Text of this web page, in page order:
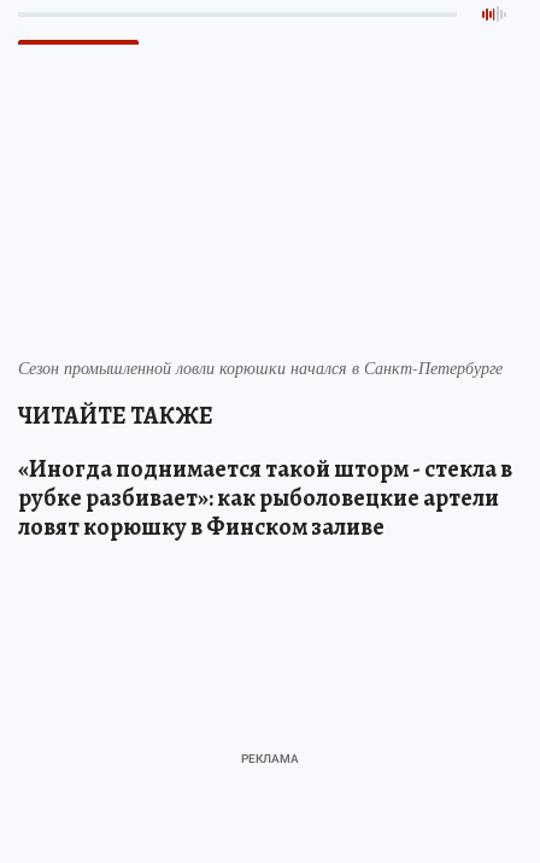
Сезон промышленной ловли корюшки начался в Санкт-Петербурге
ЧИТАЙТЕ ТАКЖЕ
«Иногда поднимается такой шторм - стекла в
рубке разбивает»: как рыболовецкие артели
ловят корюшку в Финском заливе